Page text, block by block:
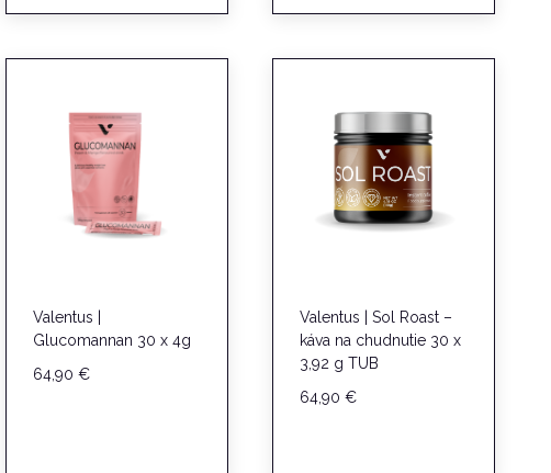
Valentus |
Glucomannan 30 x 4g
64,90€
Valentus | Sol Roast –
káva na chudnutie 30 x
3,92 g TUB
64,90€